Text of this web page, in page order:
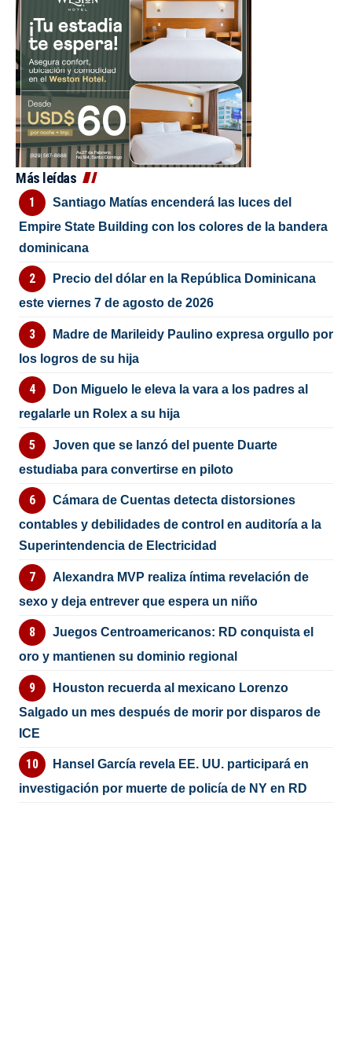
Más leídas
Santiago Matías encenderá las luces del
Empire State Building con los colores de la bandera
dominicana
Precio del dólar en la República Dominicana
este viernes 7 de agosto de 2026
Madre de Marileidy Paulino expresa orgullo por
los logros de su hija
Don Miguelo le eleva la vara a los padres al
regalarle un Rolex a su hija
Joven que se lanzó del puente Duarte
estudiaba para convertirse en piloto
Cámara de Cuentas detecta distorsiones
contables y debilidades de control en auditoría a la
Superintendencia de Electricidad
Alexandra MVP realiza íntima revelación de
sexo y deja entrever que espera un niño
Juegos Centroamericanos: RD conquista el
oro y mantienen su dominio regional
Houston recuerda al mexicano Lorenzo
Salgado un mes después de morir por disparos de
ICE
Hansel García revela EE. UU. participará en
investigación por muerte de policía de NY en RD